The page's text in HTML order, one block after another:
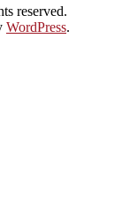
reserved.
WordPress.